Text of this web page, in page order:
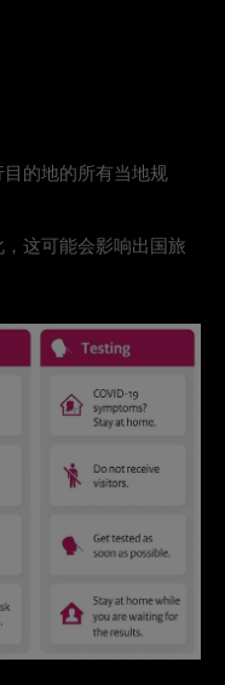
的地的所有当地规
这可能会影响出国旅